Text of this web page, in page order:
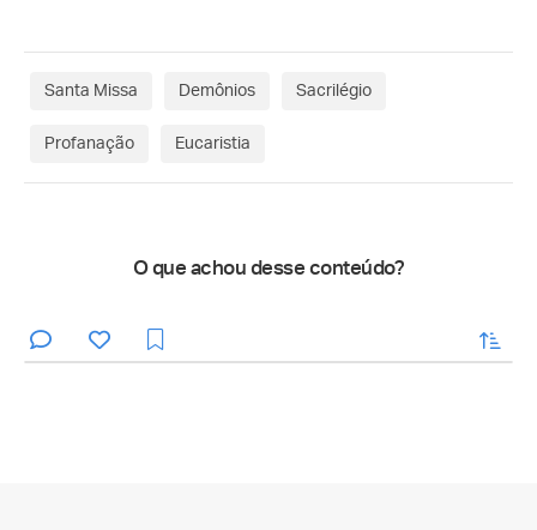
Santa Missa Demônios Sacrilégio
Profanação Eucaristia
O que achou desse conteúdo?
enviar